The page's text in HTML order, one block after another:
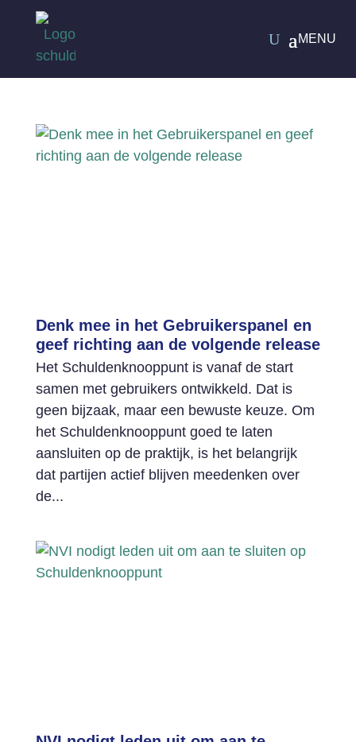
Denk mee in het Gebruikerspanel en
geef richting aan de volgende release
Het Schuldenknooppunt is vanaf de start
samen met gebruikers ontwikkeld. Dat is
geen bijzaak, maar een bewuste keuze. Om
het Schuldenknooppunt goed te laten
aansluiten op de praktijk, is het belangrijk
dat partijen actief blijven meedenken over
de...